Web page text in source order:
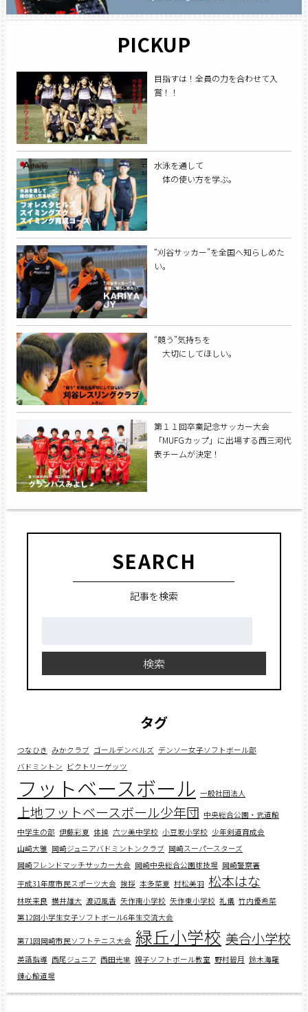
PICKUP
目指すは！全員の力を合わせて入
賞！！
水泳を通して
体の使い方を学ぶ。
“刈谷サッカー”を全国へ知らしめた
い。
“競う”気持ちを
大切にしてほしい。
第１１回卒業記念サッカー大会
「MUFGカップ」に出場する西三河代
表チームが決定！
SEARCH
記事を検索
検索
タグ
つなひき みかクラブ ゴールデンベルズ デンソー女子ソフトボール部
バドミントン ビクトリーゲッツ
フットベースボール 一般社団法人
上地フットベースボール少年団 中央総合公園・武道館
中学生の部 伊藤彩夏 体操 六ツ美中学校 小豆坂小学校 少年剣道育成会
山﨑大雅 岡崎ジュニアバドミントンクラブ 岡崎スーパースターズ
岡崎フレンドマッチサッカー大会 岡崎中央総合公園球技場 岡崎警察署
平成31年度市民スポーツ大会 挨拶 本多菜夏 村松美羽 松本はな
林咲来良 横井雄大 渡辺風香 矢作南小学校 矢作東小学校 礼儀 竹内優希菜
第12回小学生女子ソフトボール6年生交流大会
第71回岡崎市民ソフトテニス大会 緑丘小学校 美合小学校
英語指導 西尾ジュニア 西田光里 親子ソフトボール教室 野村碧月 鈴木海羅
錬心館道場